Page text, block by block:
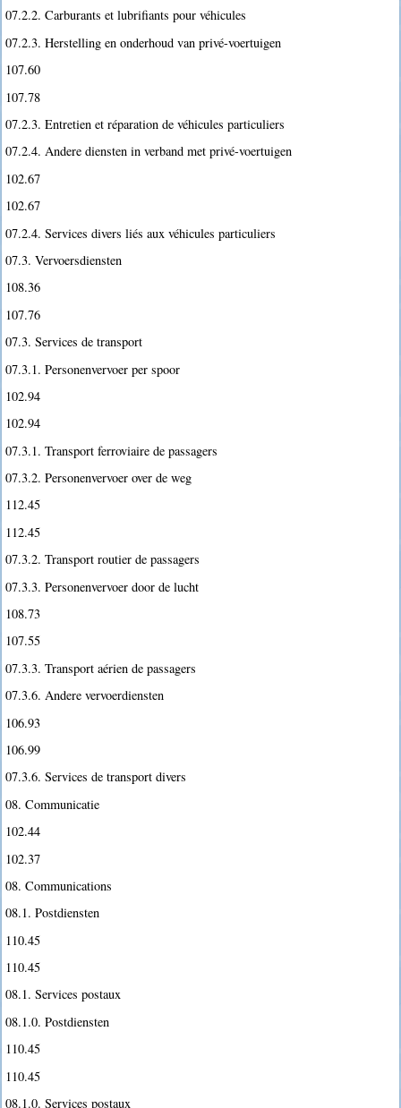
07.2.2. Carburants et lubrifiants pour véhicules
07.2.3. Herstelling en onderhoud van privé-voertuigen
107.60
107.78
07.2.3. Entretien et réparation de véhicules particuliers
07.2.4. Andere diensten in verband met privé-voertuigen
102.67
102.67
07.2.4. Services divers liés aux véhicules particuliers
07.3. Vervoersdiensten
108.36
107.76
07.3. Services de transport
07.3.1. Personenvervoer per spoor
102.94
102.94
07.3.1. Transport ferroviaire de passagers
07.3.2. Personenvervoer over de weg
112.45
112.45
07.3.2. Transport routier de passagers
07.3.3. Personenvervoer door de lucht
108.73
107.55
07.3.3. Transport aérien de passagers
07.3.6. Andere vervoerdiensten
106.93
106.99
07.3.6. Services de transport divers
08. Communicatie
102.44
102.37
08. Communications
08.1. Postdiensten
110.45
110.45
08.1. Services postaux
08.1.0. Postdiensten
110.45
110.45
08.1.0. Services postaux